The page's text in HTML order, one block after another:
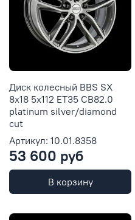
Диск колесный BBS SX
8x18 5x112 ET35 CB82.0
platinum silver/diamond
cut
Артикул: 10.01.8358
53 600 руб
В корзину